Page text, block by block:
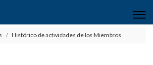
Histórico de actividades de los Miembros